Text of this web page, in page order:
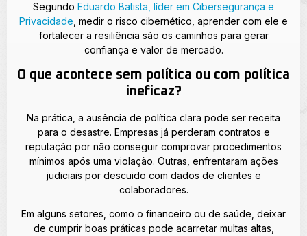
Segundo Eduardo Batista, líder em Cibersegurança e
Privacidade , medir o risco cibernético, aprender com ele e
fortalecer a resiliência são os caminhos para gerar
confiança e valor de mercado.
O que acontece sem política ou com política
ineficaz?
Na prática, a ausência de política clara pode ser receita
para o desastre. Empresas já perderam contratos e
reputação por não conseguir comprovar procedimentos
mínimos após uma violação. Outras, enfrentaram ações
judiciais por descuido com dados de clientes e
colaboradores.
Em alguns setores, como o financeiro ou de saúde, deixar
de cumprir boas práticas pode acarretar multas altas,